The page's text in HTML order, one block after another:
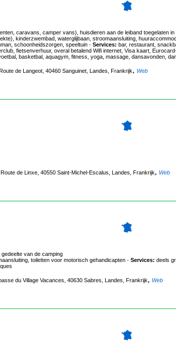
caravans, camper vans), huisdieren aan de leiband toegelaten
kinderzwembad, waterglijbaan, stroomaansluiting,
schoonheidszorgen, speeltuin - Services: bar, restaurant,
fietsenverhuur, overal betalend Wifi internet, Visa kaart,
basketbal, aquagym, fitness, yoga, massage, dansavonden,
Route de Langeot, 40460 Sanguinet, Landes, Frankrijk, Web
Route de Linxe, 40550 Saint-Michel-Escalus, Landes, Frankrijk, Web
van de camping
toiletten voor motorisch gehandicapten - Services: deels
du Village Vacances, 40630 Sabres, Landes, Frankrijk, Web